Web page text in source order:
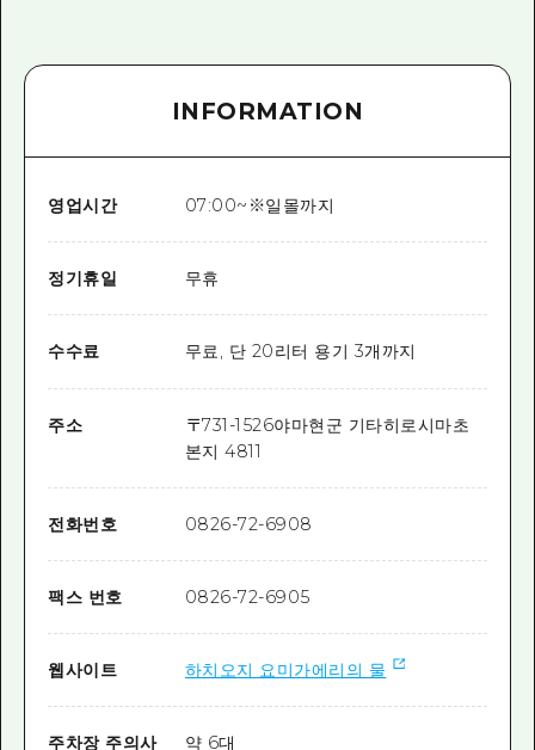
INFORMATION
영업시간 07:00~※일몰까지
정기휴일 무휴
수수료 무료, 단 20리터 용기 3개까지
주소 〒731-1526야마현군 기타히로시마초
본지 4811
전화번호 0826-72-6908
팩스 번호 0826-72-6905
웹사이트 하치오지 요미가에리의 물
주차장 주의사 약 6대